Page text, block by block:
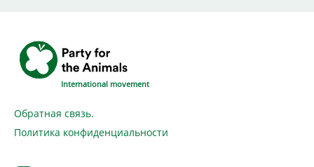
International movement
Обратная связь.
Политика конфиденциальности